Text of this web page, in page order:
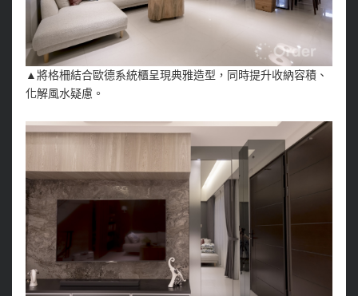
▲將格柵結合歐德系統櫃呈現典雅造型，同時提升收納容積、
化解風水疑慮。